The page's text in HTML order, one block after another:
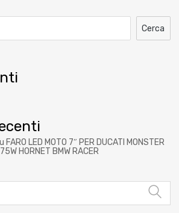
Cerca
FARO LED MOTO 7″ PER DUCATI MONSTER
HORNET BMW RACER